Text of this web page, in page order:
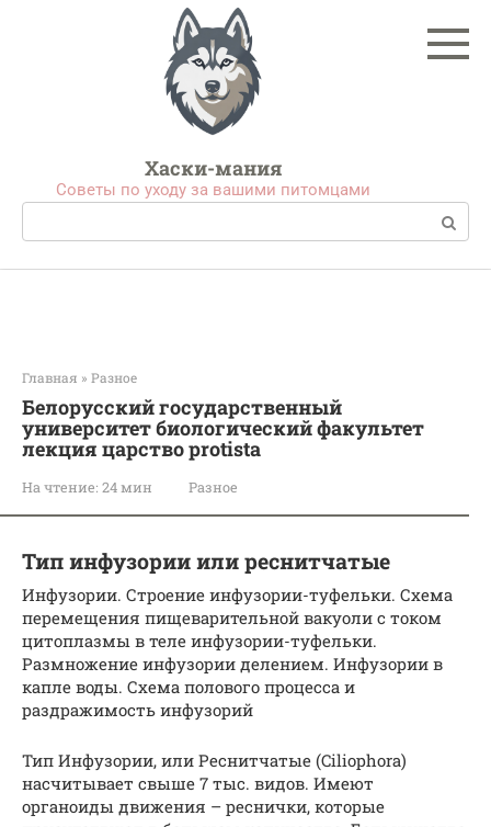
Хаски-мания
Советы по уходу за вашими питомцами
Поиск:
Главная » Разное
Белорусский государственный
университет биологический факультет
лекция царство protista
На чтение: 24 мин Разное
Тип инфузории или реснитчатые
Инфузории. Строение инфузории-туфельки. Схема
перемещения пищеварительной вакуоли с током
цитоплазмы в теле инфузории-туфельки.
Размножение инфузории делением. Инфузории в
капле воды. Схема полового процесса и
раздражимость инфузорий
Тип Инфузории, или Реснитчатые (Ciliophora)
насчитывает свыше 7 тыс. видов. Имеют
органоиды движения – реснички, которые